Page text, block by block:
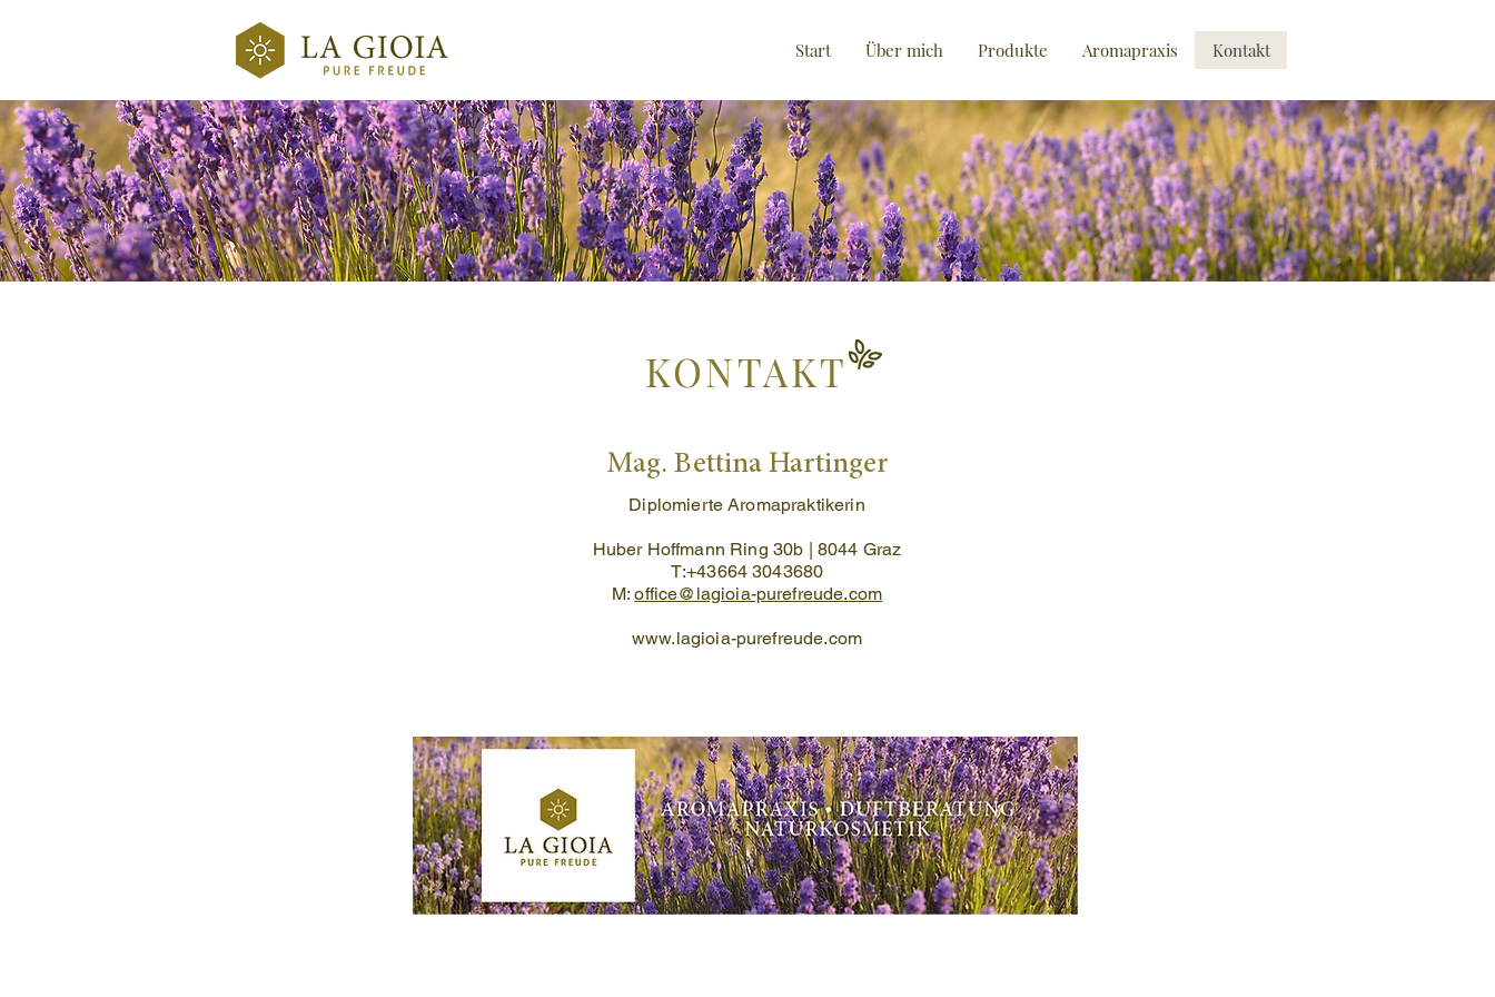
Start Über mich Produkte Aromapraxis Kontakt
KONTAKT
Mag. Bettina Hartinger
Diplomierte Aromapraktikerin
Huber Hoffmann Ring 30b | 8044 Graz
T:+43664 3043680
M:office@lagioia-purefreude.com
www.lagioia-purefreude.com